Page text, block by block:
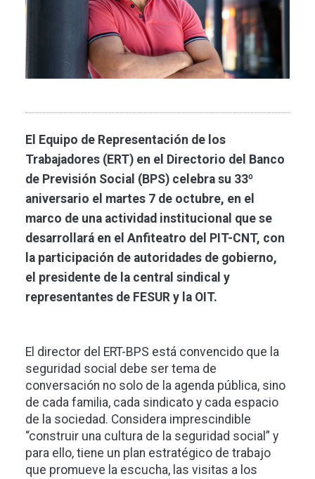
El Equipo de Representación de los
Trabajadores (ERT) en el Directorio del Banco
de Previsión Social (BPS) celebra su 33º
aniversario el martes 7 de octubre, en el
marco de una actividad institucional que se
desarrollará en el Anfiteatro del PIT-CNT, con
la participación de autoridades de gobierno,
el presidente de la central sindical y
representantes de FESUR y la OIT.
El director del ERT-BPS está convencido que la
seguridad social debe ser tema de
conversación no solo de la agenda pública, sino
de cada familia, cada sindicato y cada espacio
de la sociedad. Considera imprescindible
“construir una cultura de la seguridad social” y
para ello, tiene un plan estratégico de trabajo
que promueve la escucha, las visitas a los